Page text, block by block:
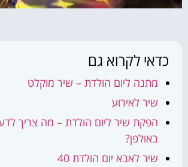
כדאי לקרוא גם
מתנה ליום הולדת – שיר מוקלט
שיר לאירוע
הפקת שיר ליום הולדת – מה צריך
באולפן?
שיר לאבא יום הולדת 40